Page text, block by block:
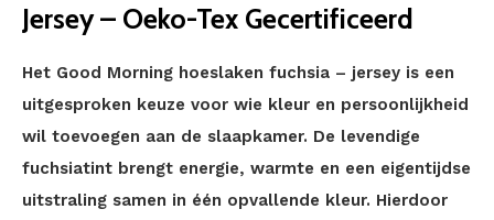
Jersey – Oeko-Tex Gecertificeerd
Het Good Morning hoeslaken fuchsia – jersey is een
uitgesproken keuze voor wie kleur en persoonlijkheid
wil toevoegen aan de slaapkamer. De levendige
fuchsiatint brengt energie, warmte en een eigentijdse
uitstraling samen in één opvallende kleur. Hierdoor